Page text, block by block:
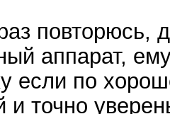
повторюсь,
аппарат,
если по
и точно